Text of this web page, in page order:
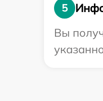
5
Вы